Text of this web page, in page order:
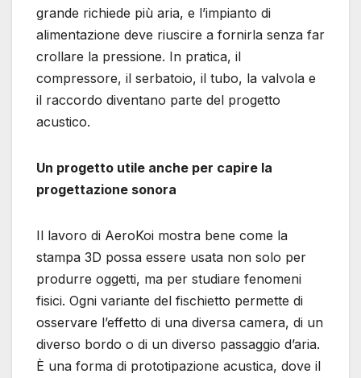
grande richiede più aria, e l’impianto di
alimentazione deve riuscire a fornirla senza far
crollare la pressione. In pratica, il
compressore, il serbatoio, il tubo, la valvola e
il raccordo diventano parte del progetto
acustico.
Un progetto utile anche per capire la
progettazione sonora
Il lavoro di AeroKoi mostra bene come la
stampa 3D possa essere usata non solo per
produrre oggetti, ma per studiare fenomeni
fisici. Ogni variante del fischietto permette di
osservare l’effetto di una diversa camera, di un
diverso bordo o di un diverso passaggio d’aria.
È una forma di prototipazione acustica, dove il